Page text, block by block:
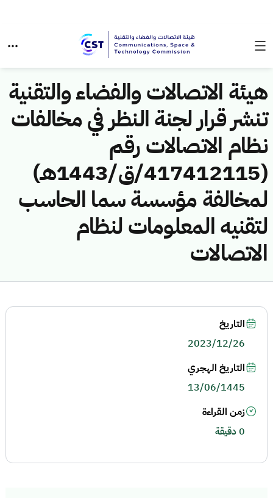
هيئة الاتصالات والفضاء والتقنية
تنشر قرار لجنة النظر في مخالفات
نظام الاتصالات رقم
(417412115/ق/1443هـ)
لمخالفة مؤسسة سما الحاسب
لتقنيه المعلومات لنظام
الاتصالات
التاريخ
2023/12/26
التاريخ الهجري
13/06/1445
زمن القراءة
0 دقيقة